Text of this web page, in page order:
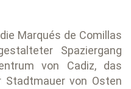
Marqués de Comillas
Spaziergang
von Cadiz, das
Stadtmauer von Osten